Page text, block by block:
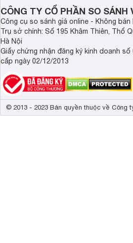
CÔNG TY CỔ PHẦN SO SÁNH
Công cụ so sánh giá online - Không bán
Trụ sở chính: Số 195 Khâm Thiên, Thổ
Hà Nội
Giấy chứng nhận đăng ký kinh doanh số
cấp ngày 02/12/2013
© 2013 - 2023 Bản quyền thuộc về Công